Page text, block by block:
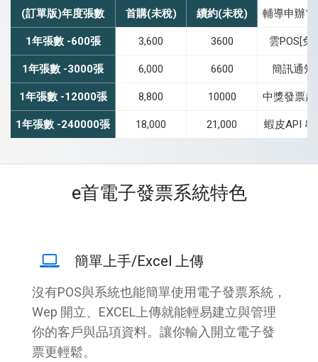
(訂單版)年度張數 首購(未稅) 續約(未稅) 輔導申辦
1年張數 -600張 3,600 3600 雲POS[
1年張數 -3000張 6,000 6600 簡訊通知
1年張數 -12000張 8,800 10000 中獎發票
1年張數 -240000張 18,000 21,000 蝦皮API
e首電子發票系統特色
簡單上手/Excel 上傳
沒有POS與系統也能簡單使用電子發票系統，
Wep 開立、EXCEL上傳就能輕易建立與管理
你的客戶與品項資料。讓你輸入開立電子發
票更輕鬆。